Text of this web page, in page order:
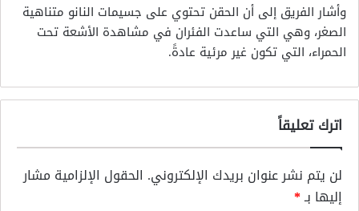
وأشار الفريق إلى أن الحقن تحتوي على جسيمات النانو متناهية
الصغر، وهي التي ساعدت الفئران في مشاهدة الأشعة تحت
الحمراء، التي تكون غير مرئية عادةً.
اترك تعليقاً
لن يتم نشر عنوان بريدك الإلكتروني. الحقول الإلزامية مشار
إليها بـ*